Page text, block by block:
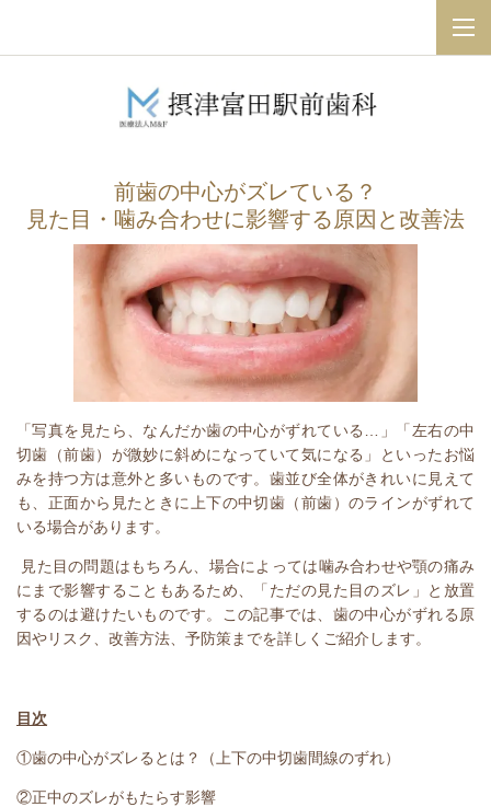
前歯の中心がズレている？
見た目・噛み合わせに影響する原因と改善法
「写真を見たら、なんだか歯の中心がずれている…」「左右の中
切歯（前歯）が微妙に斜めになっていて気になる」といったお悩
みを持つ方は意外と多いものです。歯並び全体がきれいに見えて
も、正面から見たときに上下の中切歯（前歯）のラインがずれて
いる場合があります。
見た目の問題はもちろん、場合によっては噛み合わせや顎の痛み
にまで影響することもあるため、「ただの見た目のズレ」と放置
するのは避けたいものです。この記事では、歯の中心がずれる原
因やリスク、改善方法、予防策までを詳しくご紹介します。
目次
①歯の中心がズレるとは？（上下の中切歯間線のずれ）
②正中のズレがもたらす影響